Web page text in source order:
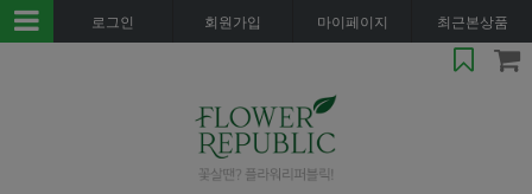
로그인 회원가입 마이페이지 최근본상품